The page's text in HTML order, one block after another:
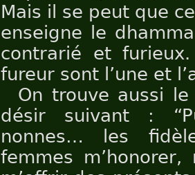
Mais il se peut que
enseigne le
contrarié et
fureur sont l’une et
On trouve aussi
désir suivant :
nonnes… les
femmes